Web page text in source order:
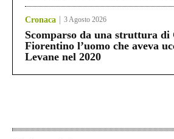
Cronaca 3 Agosto 2026
Scomparso da una struttura di
Fiorentino l’uomo che aveva
Levane nel 2020